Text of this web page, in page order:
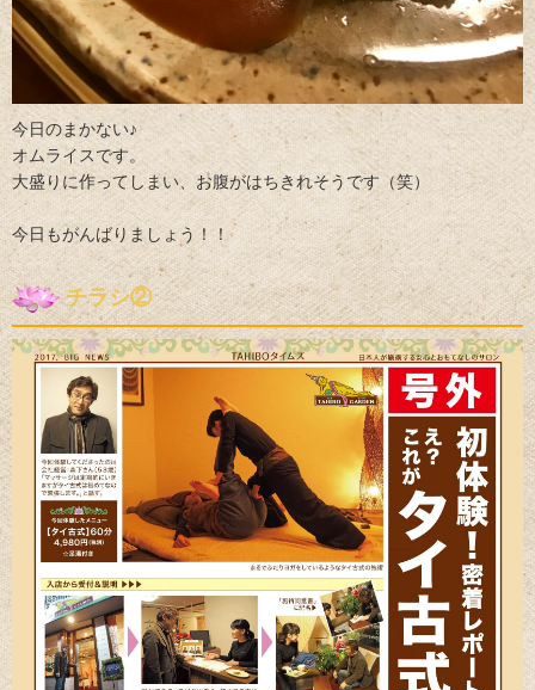
今日のまかない♪
オムライスです。
大盛りに作ってしまい、お腹がはちきれそうです（笑）
今日もがんばりましょう！！
チラシ②